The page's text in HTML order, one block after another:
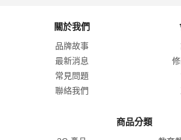
三、商店個人資料保護告知及暨同意事項
為提供會員最完善的服務，並保護會員個人資料
(一)蒐集之目的、個人資料類別、利用期間、地
為提供會員有關本商店各項消費優惠、商品、服
訊，並有效管理會員資料、進行服務與調查、滿
之個人資料、消費與交易資料，或日後經您同意
關於我們
品牌故事
最新消息
常見問題
聯絡我們
商品分類